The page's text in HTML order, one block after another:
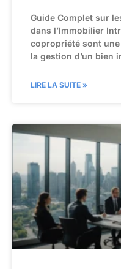
Guide Complet sur
dans l’Immobilier
copropriété sont
la gestion d’un bien
LIRE LA SUITE »